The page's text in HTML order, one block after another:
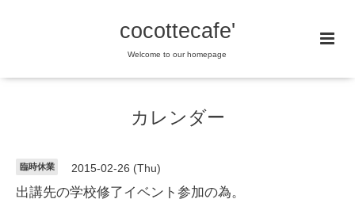
cocottecafe'
Welcome to our homepage
カレンダー
臨時休業 2015-02-26 (Thu)
出講先の学校修了イベント参加の為。